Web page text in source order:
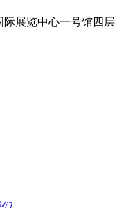
展览中心一号馆四层